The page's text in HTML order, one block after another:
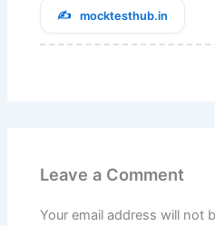
mocktesthub.in
Leave a Comment
Your email address will not